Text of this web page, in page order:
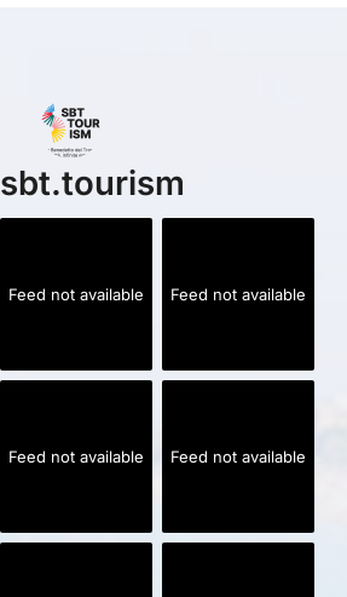
sbt.tourism
Feed not available Feed not available
Feed not available Feed not available